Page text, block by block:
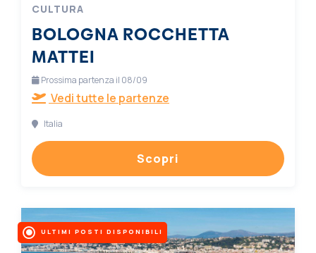
CULTURA
BOLOGNA ROCCHETTA
MATTEI
Prossima partenza il 08/09
Vedi tutte le partenze
Italia
Scopri
ULTIMI POSTI DISPONIBILI